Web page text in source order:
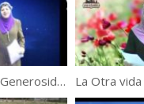
La Justicia Y La Generosidad del creador.